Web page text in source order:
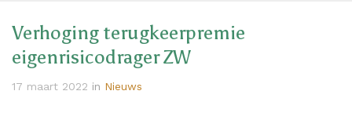
Verhoging terugkeerpremie
eigenrisicodrager ZW
17 maart 2022 in Nieuws